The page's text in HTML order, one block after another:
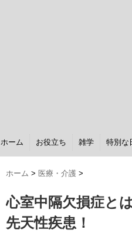
ホーム お役立ち 雑学 特別な
ホーム > 医療・介護 >
心室中隔欠損症と
先天性疾患！